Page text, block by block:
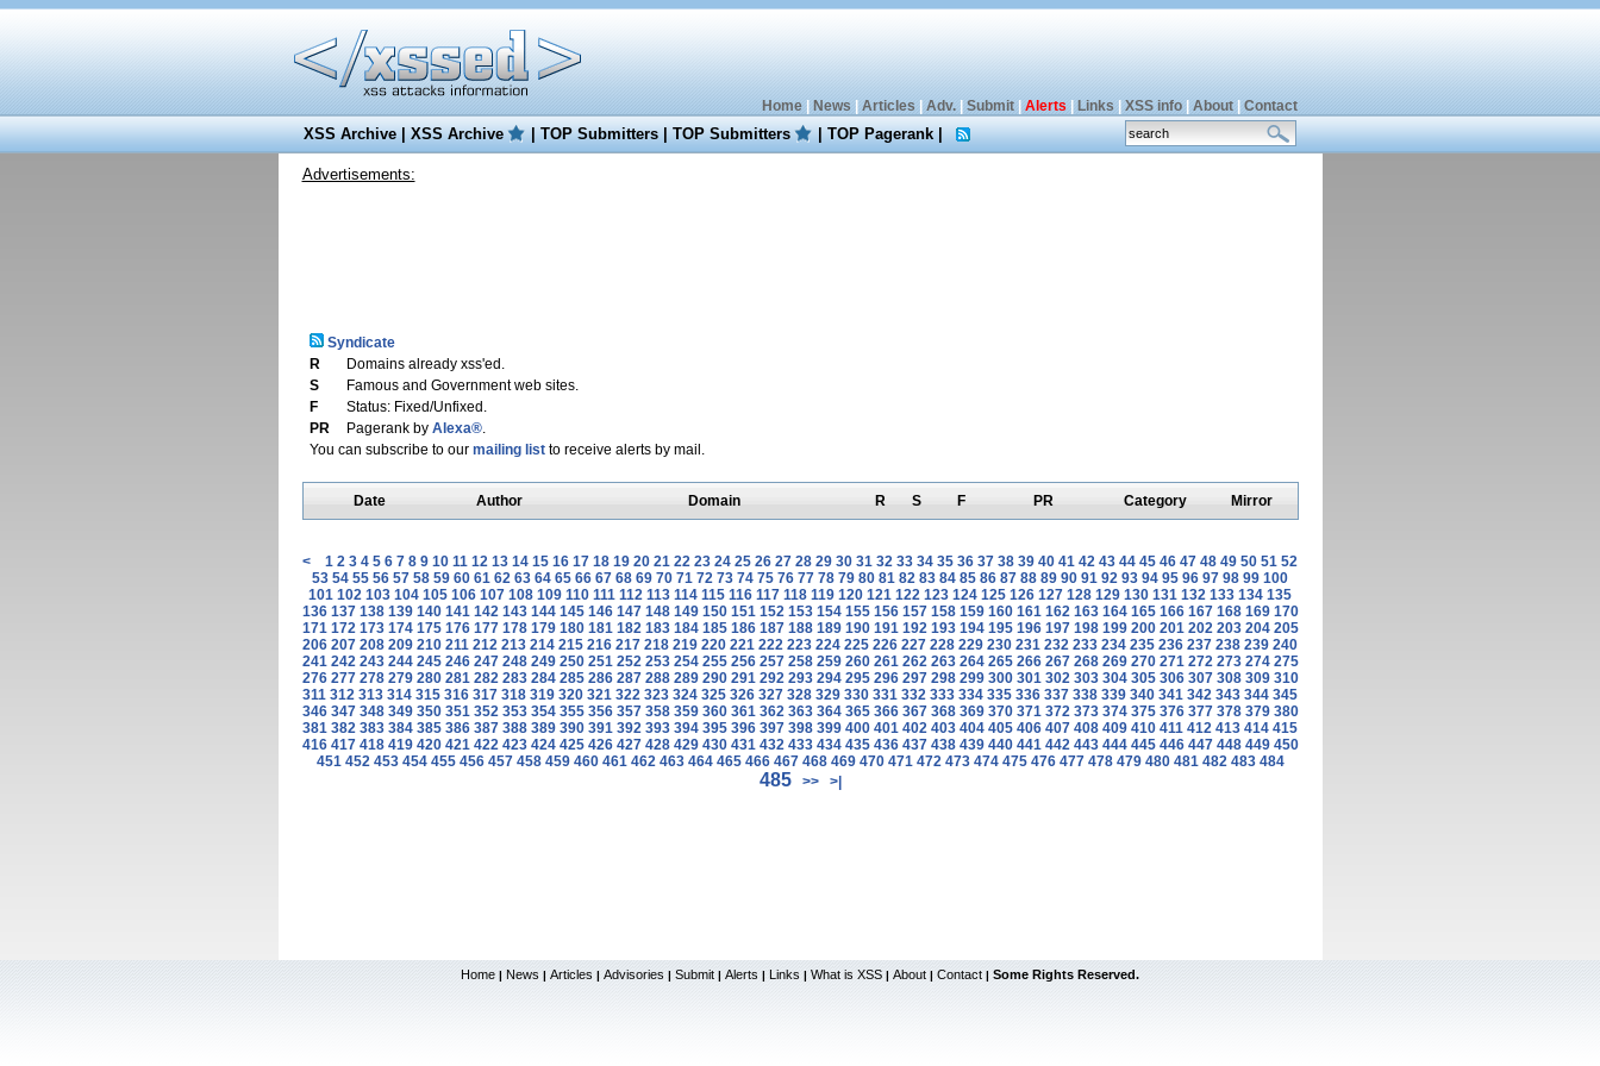
Home| News Articles Adv.| Submit| Alerts Links XSS info| About| Contact
XSS Archive|XSS Archive |TOP Submitters|TOP Submitters |TOP Pagerank|
Advertisements:
Syndicate
R
Domains already xss'ed.
S
Famous and Government web sites.
F
Status: Fixed/Unfixed.
PR
Pagerank by Alexa®.
You can subscribe to our mailing listto receive alerts by mail.
Date Author Domain R S F PR Category Mirror
< 1 2 3 4 5 6 7 8 9 10 11 12 13 14 15 16 17 18 19 20 21 22 23 24 25 26 27 28 29 30 31 32 33 34 35 36 37 38 39 40 41 42 43 44 45 46 47 48 49 50 51 52
53 54 55 56 57 58 59 60 61 62 63 64 65 66 67 68 69 70 71 72 73 74 75 76 77 78 79 80 81 82 83 84 85 86 87 88 89 90 91 92 93 94 95 96 97 98 99 100
101 102 103 104 105 106 107 108 109 110 111 112 113 114 115 116 117 118 119 120 121 122 123 124 125 126 127 128 129 130 131 132 133 134 135
136 137 138 139 140 141 142 143 144 145 146 147 148 149 150 151 152 153 154 155 156 157 158 159 160 161 162 163 164 165 166 167 168 169 170
171 172 173 174 175 176 177 178 179 180 181 182 183 184 185 186 187 188 189 190 191 192 193 194 195 196 197 198 199 200 201 202 203 204 205
206 207 208 209 210 211 212 213 214 215 216 217 218 219 220 221 222 223 224 225 226 227 228 229 230 231 232 233 234 235 236 237 238 239 240
241 242 243 244 245 246 247 248 249 250 251 252 253 254 255 256 257 258 259 260 261 262 263 264 265 266 267 268 269 270 271 272 273 274 275
276 277 278 279 280 281 282 283 284 285 286 287 288 289 290 291 292 293 294 295 296 297 298 299 300 301 302 303 304 305 306 307 308 309 310
311 312 313 314 315 316 317 318 319 320 321 322 323 324 325 326 327 328 329 330 331 332 333 334 335 336 337 338 339 340 341 342 343 344 345
346 347 348 349 350 351 352 353 354 355 356 357 358 359 360 361 362 363 364 365 366 367 368 369 370 371 372 373 374 375 376 377 378 379 380
381 382 383 384 385 386 387 388 389 390 391 392 393 394 395 396 397 398 399 400 401 402 403 404 405 406 407 408 409 410 411 412 413 414 415
416 417 418 419 420 421 422 423 424 425 426 427 428 429 430 431 432 433 434 435 436 437 438 439 440 441 442 443 444 445 446 447 448 449 450
451 452 453 454 455 456 457 458 459 460 461 462 463 464 465 466 467 468 469 470 471 472 473 474 475 476 477 478 479 480 481 482 483 484
485 >> >|
Home | News | Articles | Advisories | Submit | Alerts | Links | What is XSS | About | Contact | Some Rights Reserved.